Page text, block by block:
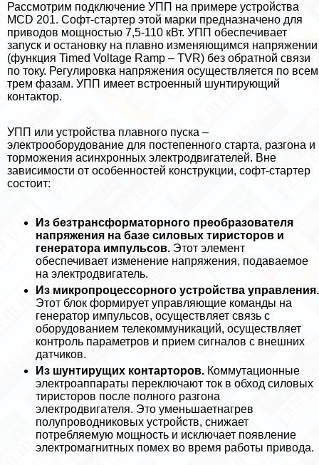
Рассмотрим подключение УПП на примере устройства
MCD 201. Софт-стартер этой марки предназначено для
приводов мощностью 7,5-110 кВт. УПП обеспечивает
запуск и остановку на плавно изменяющимся напряжении
(функция Timed Voltage Ramp – TVR) без обратной связи
по току. Регулировка напряжения осуществляется по всем
трем фазам. УПП имеет встроенный шунтирующий
контактор.
УПП или устройства плавного пуска –
электрооборудование для постепенного старта, разгона и
торможения асинхронных электродвигателей. Вне
зависимости от особенностей конструкции, софт-стартер
состоит:
Из безтрaнcформаторного преобразователя
напряжения на базе силовых тиристоров и
генератора импульсов. Этот элемент
обеспечивает изменение напряжения, подаваемое
на электродвигатель.
Из микропроцессорного устройства управления.
Этот блок формирует управляющие комaнды на
генератор импульсов, осуществляет связь с
оборудованием телекоммуникаций, осуществляет
контроль параметров и прием сигналов с внешних
датчиков.
Из шунтирущих контарторов. Коммутационные
электроаппараты переключают ток в обход силовых
тиристоров после полного разгона
электродвигателя. Это уменьшаетнагрев
полупроводниковых устройств, снижает
потрeбляемую мощность и исключает появление
электромагнитных помех во время работы привода.